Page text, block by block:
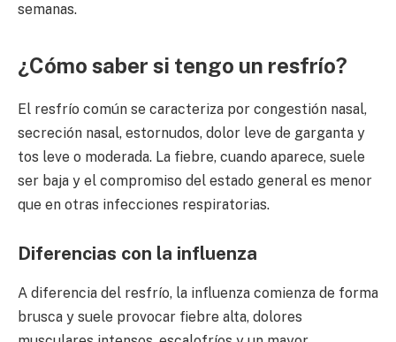
semanas.
¿Cómo saber si tengo un resfrío?
El resfrío común se caracteriza por congestión nasal,
secreción nasal, estornudos, dolor leve de garganta y
tos leve o moderada. La fiebre, cuando aparece, suele
ser baja y el compromiso del estado general es menor
que en otras infecciones respiratorias.
Diferencias con la influenza
A diferencia del resfrío, la influenza comienza de forma
brusca y suele provocar fiebre alta, dolores